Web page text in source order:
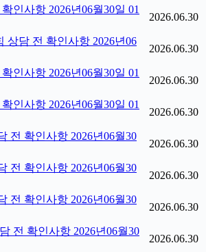
인사항 2026년06월30일 01
2026.06.30
상담 전 확인사항 2026년06
2026.06.30
인사항 2026년06월30일 01
2026.06.30
인사항 2026년06월30일 01
2026.06.30
전 확인사항 2026년06월30
2026.06.30
전 확인사항 2026년06월30
2026.06.30
전 확인사항 2026년06월30
2026.06.30
전 확인사항 2026년06월30
2026.06.30